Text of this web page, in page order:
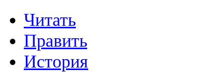
Читать
Править
История